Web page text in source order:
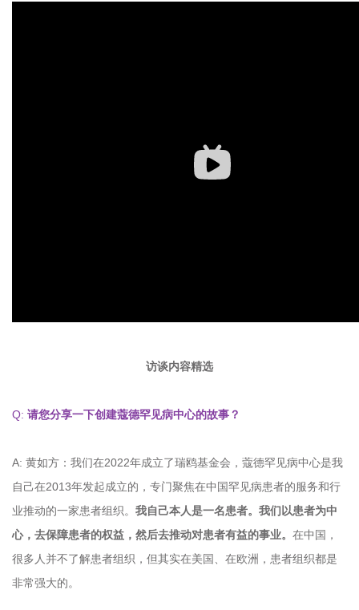
访谈内容精选
Q: 请您分享一下创建蔻德罕见病中心的故事？
A: 黄如方：我们在2022年成立了瑞鸥基金会，蔻德罕见病中心是我
自己在2013年发起成立的，专门聚焦在中国罕见病患者的服务和行
业推动的一家患者组织。 我自己本人是一名患者。我们以患者为中
心，去保障患者的权益，然后去推动对患者有益的事业。 在中国，
很多人并不了解患者组织，但其实在美国、在欧洲，患者组织都是
非常强大的。